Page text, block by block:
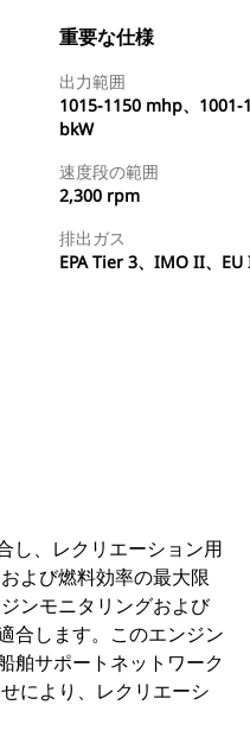
重要な仕様
出力範囲
1015-1150 mhp、
bkW
速度段の範囲
2,300 rpm
排出ガス
EPA Tier 3、IMO II、EU
し、レクリエーション用
よび燃料効率の最大限
ンモニタリングおよび
合します。このエンジン
舶サポートネットワーク
により、レクリエーシ